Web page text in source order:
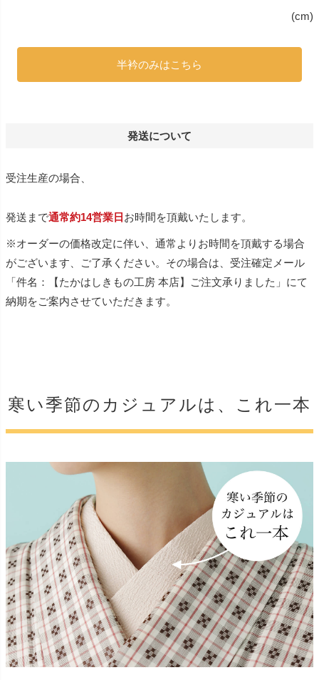
(cm)
半衿のみはこちら
発送について
受注生産の場合、
発送まで通常約14営業日 お時間を頂戴いたします。
※オーダーの価格改定に伴い、通常よりお時間を頂戴する場合
がございます、ご了承ください。その場合は、受注確定メール
「件名：【たかはしきもの工房 本店】ご注文承りました」にて
納期をご案内させていただきます。
寒い季節のカジュアルは、これ一本